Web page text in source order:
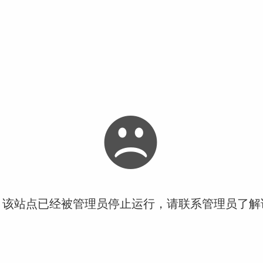
站点已经被管理员停止运行，请联系管理员了